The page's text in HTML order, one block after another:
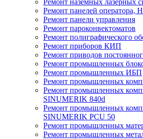
Ремонт наземных лазерных
Ремонт панелей оператора,
Ремонт панели управления
Ремонт пароконвектоматов
Ремонт полиграфического
Ремонт приборов КИП
Ремонт приводов
Ремонт промышленных
Ремонт промышленных ИБП
Ремонт промышленных
Ремонт промышленных
SINUMERIK 840d
Ремонт промышленных
SINUMERIK PCU 50
Ремонт промышленных
Ремонт промышленных